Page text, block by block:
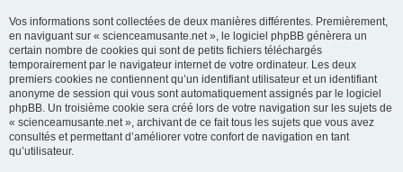
Vos informations sont collectées de deux manières différentes. Premièrement,
en naviguant sur « scienceamusante.net », le logiciel phpBB génèrera un
certain nombre de cookies qui sont de petits fichiers téléchargés
temporairement par le navigateur internet de votre ordinateur. Les deux
premiers cookies ne contiennent qu’un identifiant utilisateur et un identifiant
anonyme de session qui vous sont automatiquement assignés par le logiciel
phpBB. Un troisième cookie sera créé lors de votre navigation sur les sujets de
« scienceamusante.net », archivant de ce fait tous les sujets que vous avez
consultés et permettant d’améliorer votre confort de navigation en tant
qu’utilisateur.